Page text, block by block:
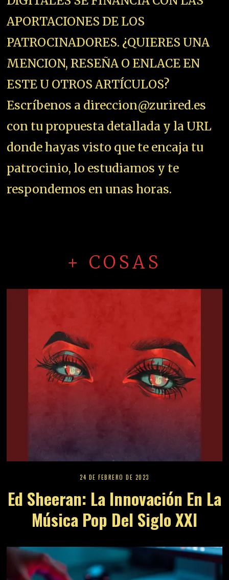
APORTACIONES DE LOS
PATROCINADORES. ¿QUIERES UNA
MENCION, RESEÑA O ENLACE EN
ESTE U OTROS ARTÍCULOS?
Escríbenos a direccion@zurired.es
con tu propuesta detallada y la URL
donde hayas visto que te encaja tu
patrocinio, lo estudiamos y te
respondemos en unas horas.
+ COSAS
24 DE FEBRERO DE 2023
Ed Sheeran: La Innovación En La
Música Pop Del Siglo XXI